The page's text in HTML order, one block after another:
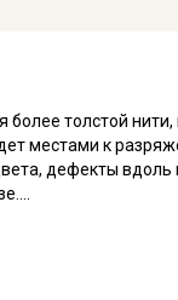
толстой
местами к
дефекты